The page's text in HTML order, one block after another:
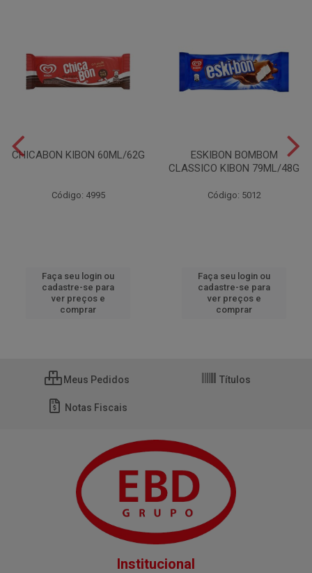
CHICABON KIBON 60ML/62G
Código: 4995
Faça seu login ou
cadastre-se para
ver preços e
comprar
ESKIBON BOMBOM
CLASSICO KIBON 79ML/48G
Código: 5012
Faça seu login ou
cadastre-se para
ver preços e
comprar
Meus Pedidos Títulos
Notas Fiscais
Institucional